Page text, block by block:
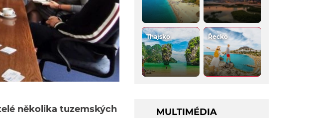
několika tuzemských
Thajsko Řecko
MULTIMÉDIA